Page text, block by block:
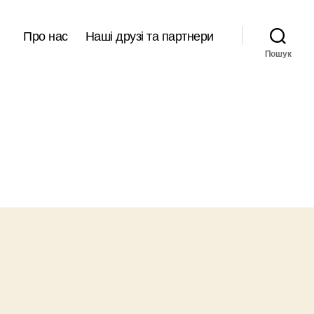
Про нас Наші друзі та партнери
Пошук